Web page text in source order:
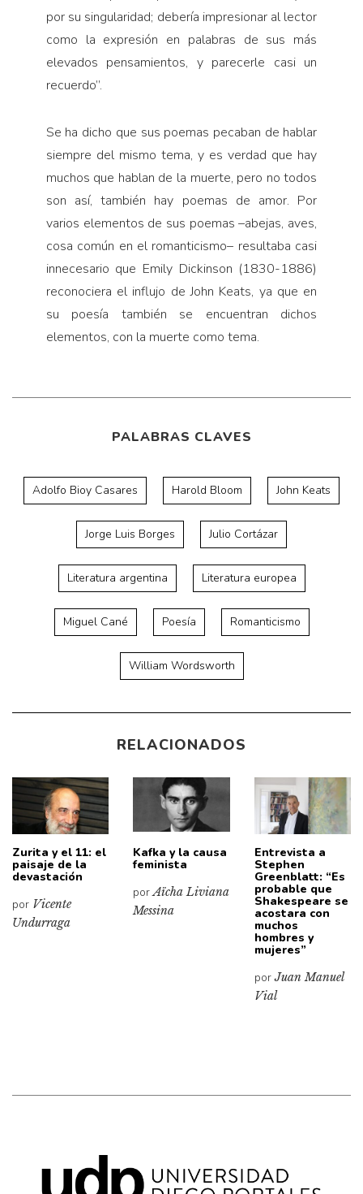
por su singularidad; debería impresionar al lector
como la expresión en palabras de sus más
elevados pensamientos, y parecerle casi un
recuerdo”.
Se ha dicho que sus poemas pecaban de hablar
siempre del mismo tema, y es verdad que hay
muchos que hablan de la muerte, pero no todos
son así, también hay poemas de amor. Por
varios elementos de sus poemas –abejas, aves,
cosa común en el romanticismo– resultaba casi
innecesario que Emily Dickinson (1830-1886)
reconociera el influjo de John Keats, ya que en
su poesía también se encuentran dichos
elementos, con la muerte como tema.
PALABRAS CLAVES
Adolfo Bioy Casares Harold Bloom John Keats
Jorge Luis Borges Julio Cortázar
Literatura argentina Literatura europea
Miguel Cané Poesía Romanticismo
William Wordsworth
RELACIONADOS
Zurita y el 11: el
paisaje de la
devastación
por Vicente
Undurraga
Kafka y la causa
feminista
porAïcha Liviana
Messina
Entrevista a
Stephen
Greenblatt: “Es
probable que
Shakespeare se
acostara con
muchos
hombres y
mujeres”
porJuan Manuel
Vial